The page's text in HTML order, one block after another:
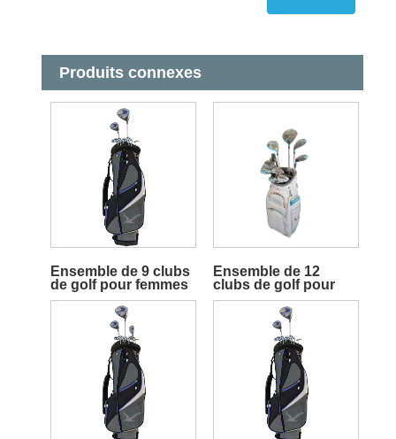
Produits connexes
Ensemble de 9 clubs
de golf pour femmes
Ensemble de 12
clubs de golf pour
femmes